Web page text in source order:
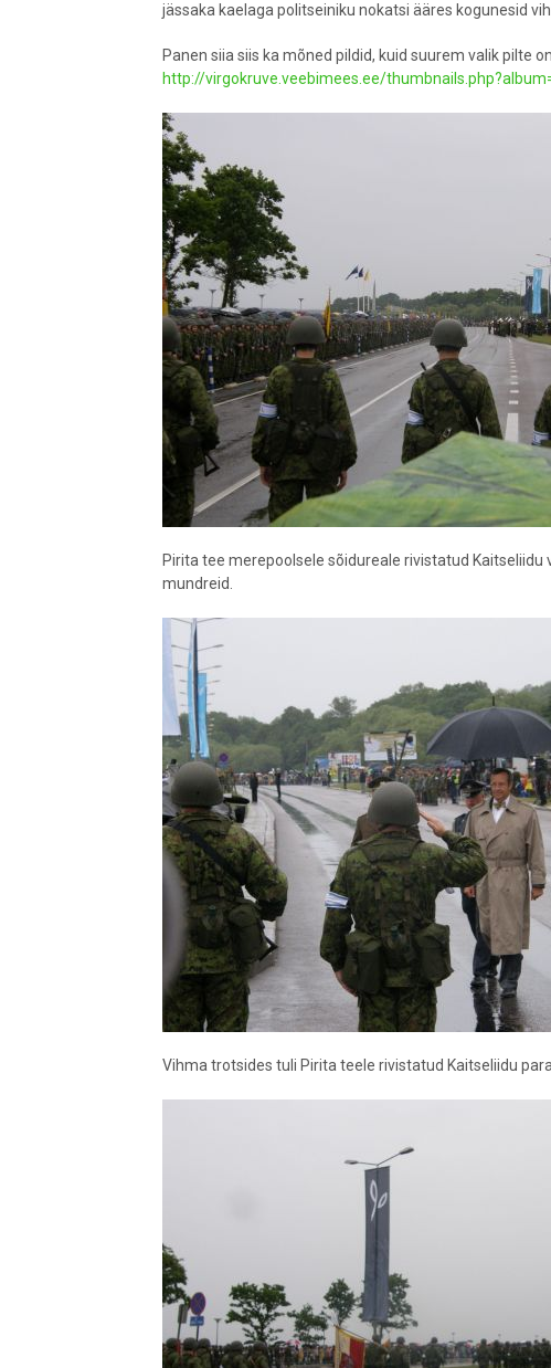
jässaka kaelaga politseiniku nokatsi ääres kogunesid
Panen siia siis ka mõned pildid, kuid suurem valik pilte
http://virgokruve.veebimees.ee/
Pirita tee merepoolsele sõidureale rivistatud
mundreid.
Vihma trotsides tuli Pirita teele rivistatud Kaitseliidu